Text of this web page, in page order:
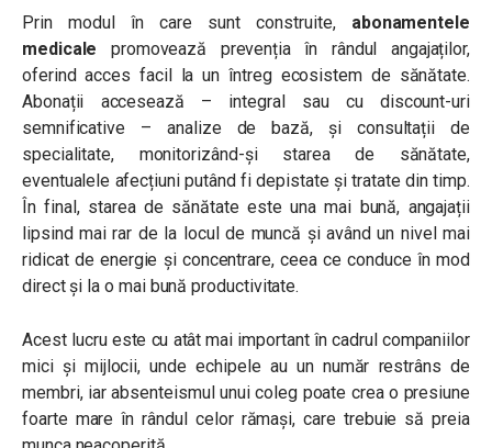
Prin modul în care sunt construite, abonamentele
medicale promovează prevenția în rândul angajaților,
oferind acces facil la un întreg ecosistem de sănătate.
Abonații accesează – integral sau cu discount-uri
semnificative – analize de bază, și consultații de
specialitate, monitorizând-și starea de sănătate,
eventualele afecțiuni putând fi depistate și tratate din timp.
În final, starea de sănătate este una mai bună, angajații
lipsind mai rar de la locul de muncă și având un nivel mai
ridicat de energie și concentrare, ceea ce conduce în mod
direct și la o mai bună productivitate.
Acest lucru este cu atât mai important în cadrul companiilor
mici și mijlocii, unde echipele au un număr restrâns de
membri, iar absenteismul unui coleg poate crea o presiune
foarte mare în rândul celor rămași, care trebuie să preia